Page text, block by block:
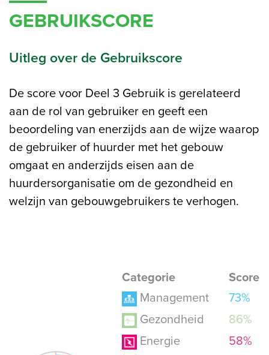
GEBRUIKSCORE
Uitleg over de Gebruikscore
De score voor Deel 3 Gebruik is gerelateerd
aan de rol van gebruiker en geeft een
beoordeling van enerzijds aan de wijze waarop
de gebruiker of huurder met het gebouw
omgaat en anderzijds eisen aan de
huurdersorganisatie om de gezondheid en
welzijn van gebouwgebruikers te verhogen.
Categorie
Score
Management
73%
Gezondheid
86%
Energie
58%